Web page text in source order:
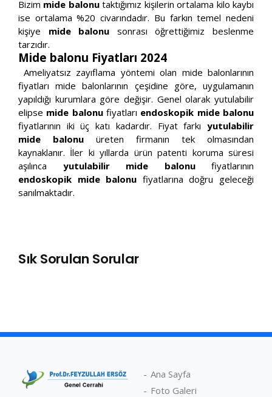
Bizim mide balonutaktığımız kişilerin ortalama kilo kaybı
ise ortalama %20 civarındadır. Bu farkın temel nedeni
kişiye mide balonu sonrası öğrettiğimiz beslenme
tarzıdır.
Mide balonu Fiyatları 2024
Ameliyatsız zayıflama yöntemi olan mide balonlarının
fiyatları mide balonlarının çeşidine göre, uygulamanın
yapıldığı kurumlara göre değişir. Genel olarak yutulabilir
elipse mide balonufiyatları endoskopik mide balonu
fiyatlarının iki üç katı kadardır. Fiyat farkı yutulabilir
mide balonu üreten firmanın tek olmasından
kaynaklanır. İler ki yıllarda ürün patenti koruma süresi
aşılınca yutulabilir mide balonufiyatlarının
endoskopik mide balonu fiyatlarına doğru geleceği
sanılmaktadır.
Sık Sorulan Sorular
Ana Sayfa
Foto Galeri